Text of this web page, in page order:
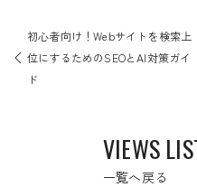
稿
ナ
ビ
初心者向け！Webサイトを検索上
位にするためのSEOとAI対策ガイ
ド
VIEWS
一覧へ戻る